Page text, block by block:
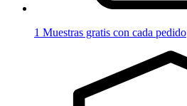
1 Muestras gratis con cada pedido